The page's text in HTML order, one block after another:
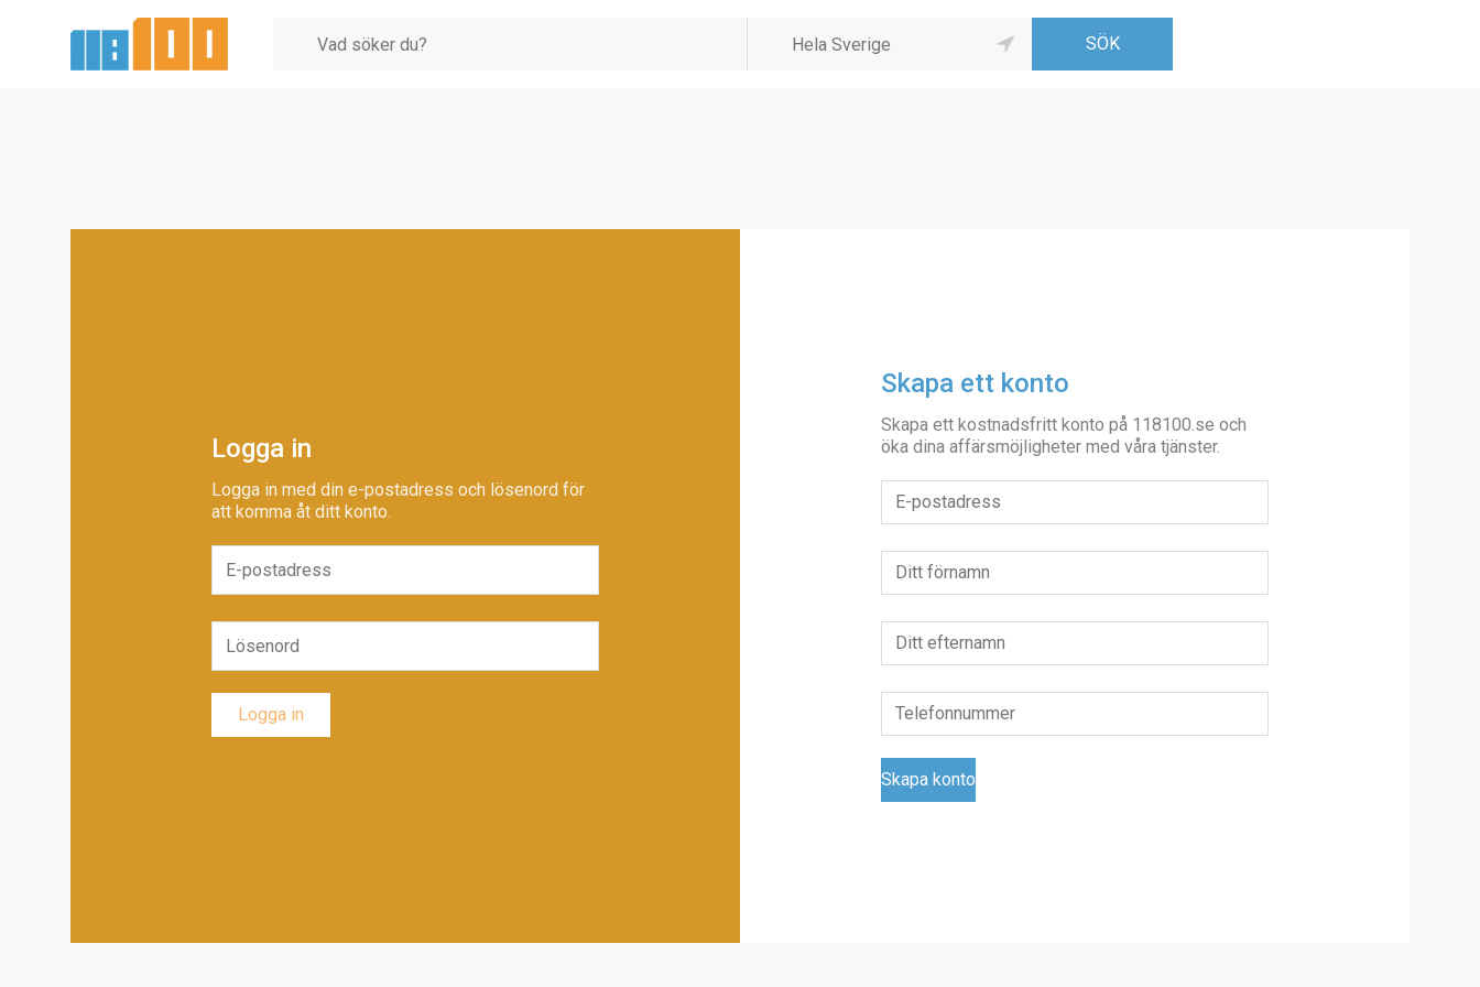
Logga in
Logga in med din e-postadress och lösenord för
att komma åt ditt konto.
Skapa ett konto
Skapa ett kostnadsfritt konto på 118100.se och
öka dina affärsmöjligheter med våra tjänster.